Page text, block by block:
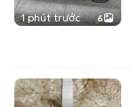
1 phút trước 6